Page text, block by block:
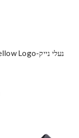
נעלי נייק-NIKE AIR LF1 DUCKBOOT – Blue & Yellow Logo